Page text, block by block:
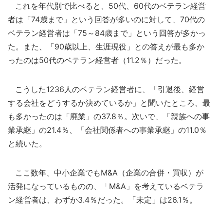
これを年代別で比べると、50代、60代のベテラン経営
者は「74歳まで」という回答が多いのに対して、70代の
ベテラン経営者は「75～84歳まで」という回答が多かっ
た。また、「90歳以上、生涯現役」との答えが最も多か
ったのは50代のベテラン経営者（11.2％）だった。
こうした1236人のベテラン経営者に、「引退後、経営
する会社をどうするか決めているか」と聞いたところ、最
も多かったのは「廃業」の37.8％。次いで、「親族への事
業承継」の21.4％、「会社関係者への事業承継」の11.0％
と続いた。
ここ数年、中小企業でもM&A（企業の合併・買収）が
活発になっているものの、「M&A」を考えているベテラ
ン経営者は、わずか3.4％だった。「未定」は26.1％。